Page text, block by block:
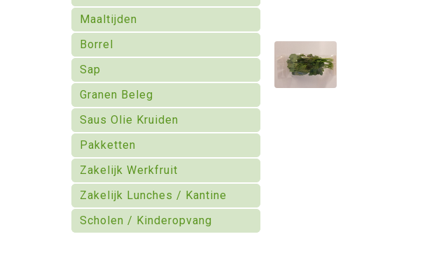
Maaltijden
Borrel
Sap
Granen Beleg
Saus Olie Kruiden
Pakketten
Zakelijk Werkfruit
Zakelijk Lunches / Kantine
Scholen / Kinderopvang